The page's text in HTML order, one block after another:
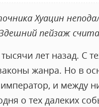
Хуацин
пейзаж
лет назад. С
жанра. Но в
и между
о тех далеких